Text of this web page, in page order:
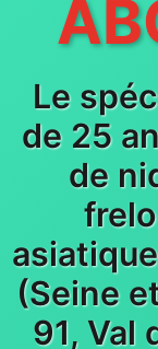
Le
de 25
de
(Seine
91, Val